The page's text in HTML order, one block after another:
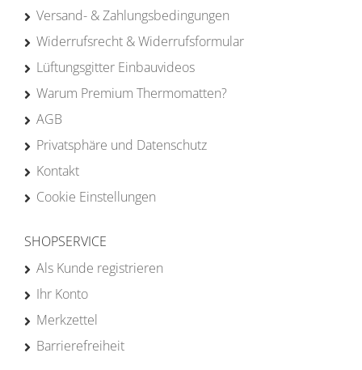
Versand- & Zahlungsbedingungen
Widerrufsrecht & Widerrufsformular
Lüftungsgitter Einbauvideos
Warum Premium Thermomatten?
AGB
Privatsphäre und Datenschutz
Kontakt
Cookie Einstellungen
SHOPSERVICE
Als Kunde registrieren
Ihr Konto
Merkzettel
Barrierefreiheit